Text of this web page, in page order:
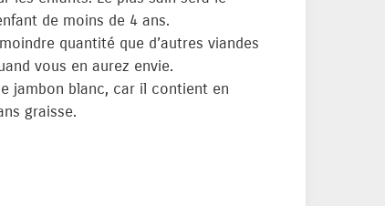
de moins de 4 ans.
quantité que d’autres viandes
vous en aurez envie.
jambon blanc, car il contient en
graisse.